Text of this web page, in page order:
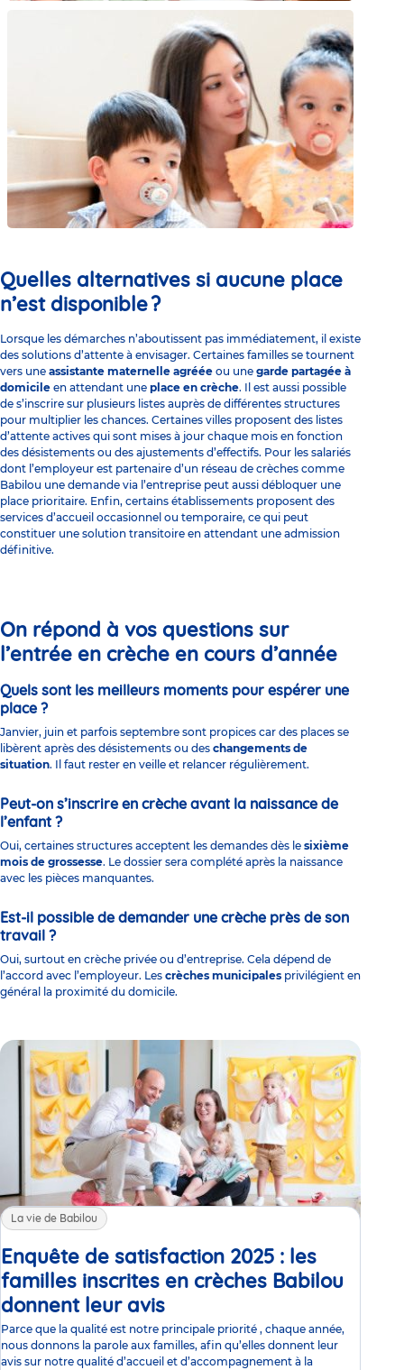
Quelles alternatives si aucune place
n’est disponible ?
Lorsque les démarches n’aboutissent pas immédiatement, il existe
des solutions d’attente à envisager. Certaines familles se tournent
vers une assistante maternelle agréée ou une garde partagée à
domicile en attendant une place en crèche. Il est aussi possible
de s’inscrire sur plusieurs listes auprès de différentes structures
pour multiplier les chances. Certaines villes proposent des listes
d’attente actives qui sont mises à jour chaque mois en fonction
des désistements ou des ajustements d’effectifs. Pour les salariés
dont l’employeur est partenaire d’un réseau de crèches comme
Babilou une demande via l’entreprise peut aussi débloquer une
place prioritaire. Enfin, certains établissements proposent des
services d’accueil occasionnel ou temporaire, ce qui peut
constituer une solution transitoire en attendant une admission
définitive.
On répond à vos questions sur
l’entrée en crèche en cours d’année
Quels sont les meilleurs moments pour espérer une
place ?
Janvier, juin et parfois septembre sont propices car des places se
libèrent après des désistements ou des changements de
situation. Il faut rester en veille et relancer régulièrement.
Peut-on s’inscrire en crèche avant la naissance de
l’enfant ?
Oui, certaines structures acceptent les demandes dès le sixième
mois de grossesse. Le dossier sera complété après la naissance
avec les pièces manquantes.
Est-il possible de demander une crèche près de son
travail ?
Oui, surtout en crèche privée ou d’entreprise. Cela dépend de
l’accord avec l’employeur. Les crèches municipales privilégient en
général la proximité du domicile.
La vie de Babilou
Enquête de satisfaction 2025 : les
familles inscrites en crèches Babilou
donnent leur avis
Parce que la qualité est notre principale priorité , chaque année,
nous donnons la parole aux familles, afin qu’elles donnent leur
avis sur notre qualité d’accueil et d’accompagnement à la